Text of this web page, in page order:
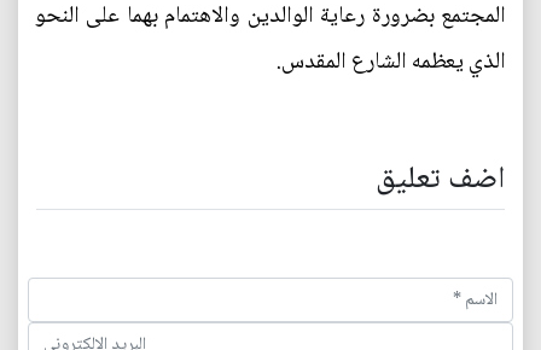
المجتمع بضرورة رعاية الوالدين والاهتمام بهما على النحو
الذي يعظمه الشارع المقدس.
اضف تعليق